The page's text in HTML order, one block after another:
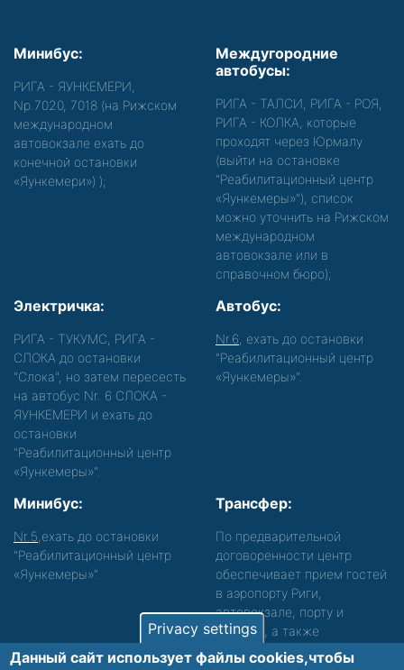
Минибус:
РИГА - ЯУНКЕМЕРИ,
Nр.7020, 7018 (на Рижском
международном
автовокзале ехать до
конечной остановки
«Яункемери») );
Междугородние
автобусы:
РИГА - ТАЛСИ, РИГА - РОЯ,
РИГА - КОЛКА, которые
проходят через Юрмалу
(выйти на остановке
"Реабилитационный центр
«Яункемеры»"), список
можно уточнить на Рижском
международном
автовокзале или в
справочном бюро);
Электричка:
РИГА - ТУКУМС, РИГА -
СЛОКА до остановки
"Слока", но затем пересесть
на автобус Nr. 6 СЛОКА -
ЯУНКЕМЕРИ и ехать до
остановки
"Реабилитационный центр
«Яункемеры»".
Автобус:
Nr.6 , ехать до остановки
"Реабилитационный центр
«Яункемеры»".
Минибус:
Nr.5 ,ехать до остановки
"Реабилитационный центр
«Яункемеры»".
Трансфер:
По предварительной
договоренности центр
обеспечивает прием гостей
в аэропорту Риги,
автовокзале, порту и
вокзале, а также
сопровождение. Просьба
Privacy settings
Данный сайт использует файлы cookies,чтобы